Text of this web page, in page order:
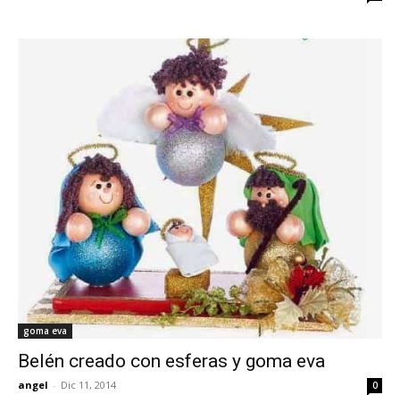
goma eva
Belén creado con esferas y goma eva
angel - Dic 11, 2014 0